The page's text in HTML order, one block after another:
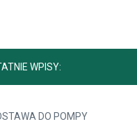
WPISY:
DO POMPY